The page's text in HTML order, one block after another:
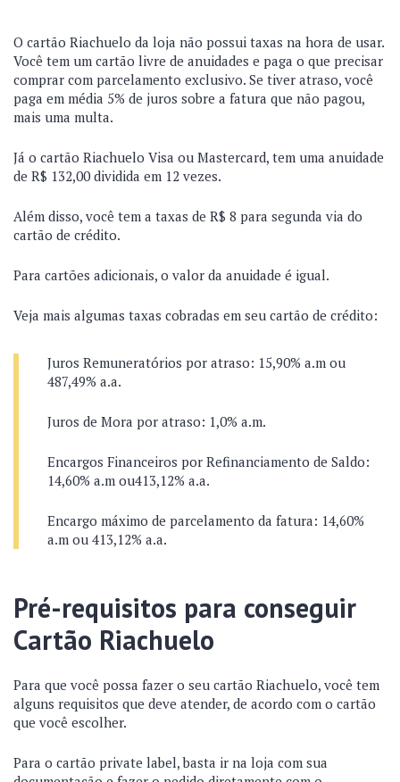
O cartão Riachuelo da loja não possui taxas na hora de usar.
Você tem um cartão livre de anuidades e paga o que precisar
comprar com parcelamento exclusivo. Se tiver atraso, você
paga em média 5% de juros sobre a fatura que não pagou,
mais uma multa.
Já o cartão Riachuelo Visa ou Mastercard, tem uma anuidade
de R$ 132,00 dividida em 12 vezes.
Além disso, você tem a taxas de R$ 8 para segunda via do
cartão de crédito.
Para cartões adicionais, o valor da anuidade é igual.
Veja mais algumas taxas cobradas em seu cartão de crédito:
Juros Remuneratórios por atraso: 15,90% a.m ou
487,49% a.a.
Juros de Mora por atraso: 1,0% a.m.
Encargos Financeiros por Refinanciamento de Saldo:
14,60% a.m ou413,12% a.a.
Encargo máximo de parcelamento da fatura: 14,60%
a.m ou 413,12% a.a.
Pré-requisitos para conseguir
Cartão Riachuelo
Para que você possa fazer o seu cartão Riachuelo, você tem
alguns requisitos que deve atender, de acordo com o cartão
que você escolher.
Para o cartão private label, basta ir na loja com sua